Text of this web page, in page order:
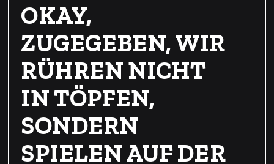
OKAY,
ZUGEGEBEN, WIR
RÜHREN NICHT
IN TÖPFEN,
SONDERN
SPIELEN AUF DER